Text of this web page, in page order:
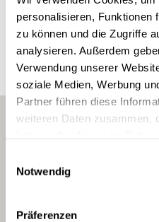
personalisieren, Funktionen
zu können und die Zugriffe
analysieren. Außerdem
Verwendung unserer
soziale Medien, Werbung
Partner führen diese
weiteren Daten zusammen,
Notwendig
Präferenzen
Erkunden Sie die
Weingüter